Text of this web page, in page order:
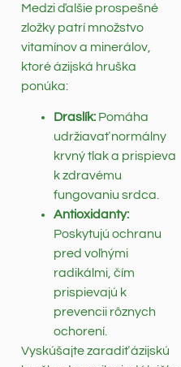
Medzi ďalšie prospešné
zložky patrí množstvo
vitamínov a minerálov,
ktoré ázijská hruška
ponúka:
Draslík: Pomáha
udržiavať normálny
krvný tlak a prispieva
k zdravému
fungovaniu srdca.
Antioxidanty:
Poskytujú ochranu
pred voľnými
radikálmi, čím
prispievajú k
prevencii rôznych
ochorení.
Vyskúšajte zaradiť ázijskú